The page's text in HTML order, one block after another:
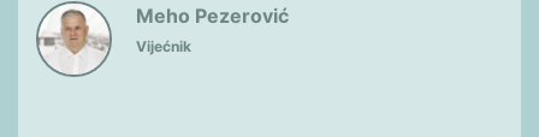
Meho Pezerović
Vijećnik